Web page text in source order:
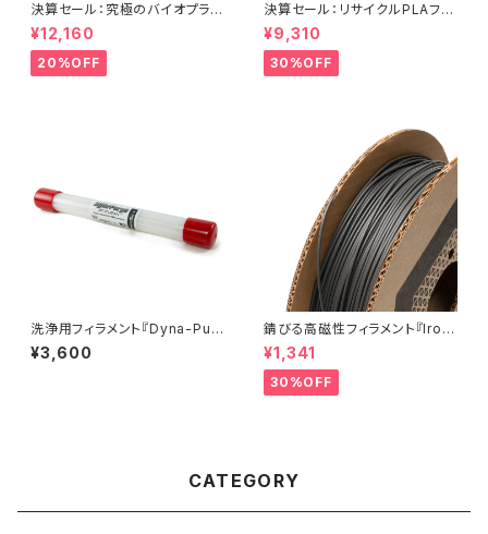
決算セール：究極のバイオプラス
チックフィラメント『allPHA』
¥12,160
20%OFF
決算セール：リサイクルPLAフィ
ラメント『ReForm rPLA：1000
g』
¥9,310
30%OFF
洗浄用フィラメント『Dyna-Pur
ge 3D Clean』パッケージ版
¥3,600
錆びる高磁性フィラメント『Iron
-filled Metal Composite P
LA』：お試しサンプル 10M
¥1,341
30%OFF
CATEGORY